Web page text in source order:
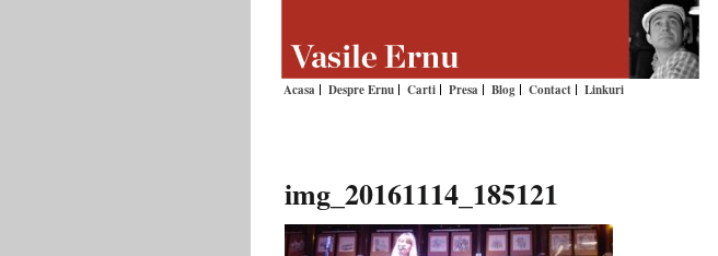
Acasa Despre Ernu Carti Presa Blog Contact Linkuri
img_20161114_185121